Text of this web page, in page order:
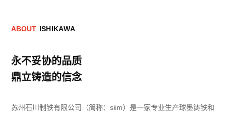
ABOUT ISHIKAWA
永不妥协的品质
鼎立铸造的信念
苏州石川制铁有限公司（简称：siim）是一家专业生产球墨铸铁和